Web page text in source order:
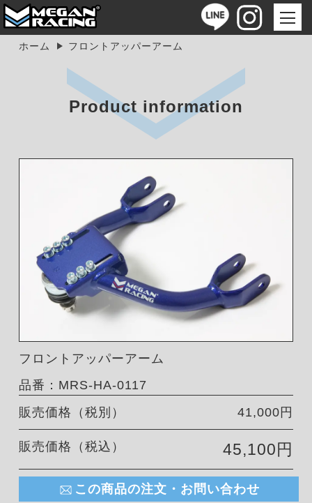
ホーム フロントアッパーアーム
Product information
フロントアッパーアーム
品番：MRS-HA-0117
販売価格（税別）
41,000円
販売価格（税込） 45,100円
この商品の注文・お問い合わせ